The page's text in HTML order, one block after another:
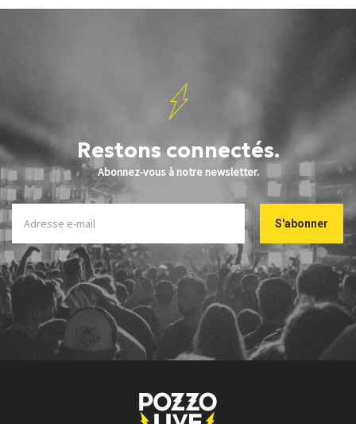
Restons connectés.
Abonnez-vous à notre newsletter.